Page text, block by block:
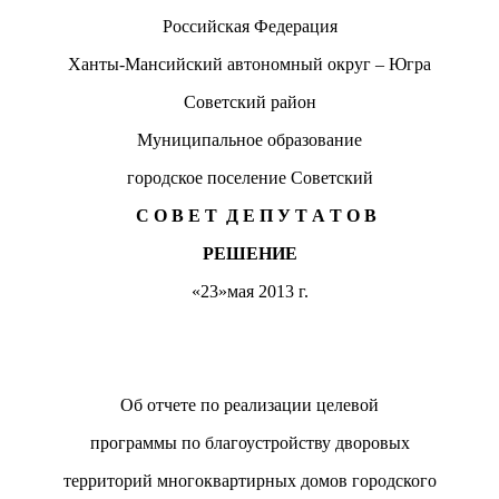
Российская Федерация
Ханты-Мансийский автономный округ – Югра
Советский район
Муниципальное образование
городское поселение Советский
С О В Е Т Д Е П У Т А Т О В
РЕШЕНИЕ
«23»мая 2013 г.
№
Об отчете по реализации целевой
программы по благоустройству дворовых
территорий многоквартирных домов городского